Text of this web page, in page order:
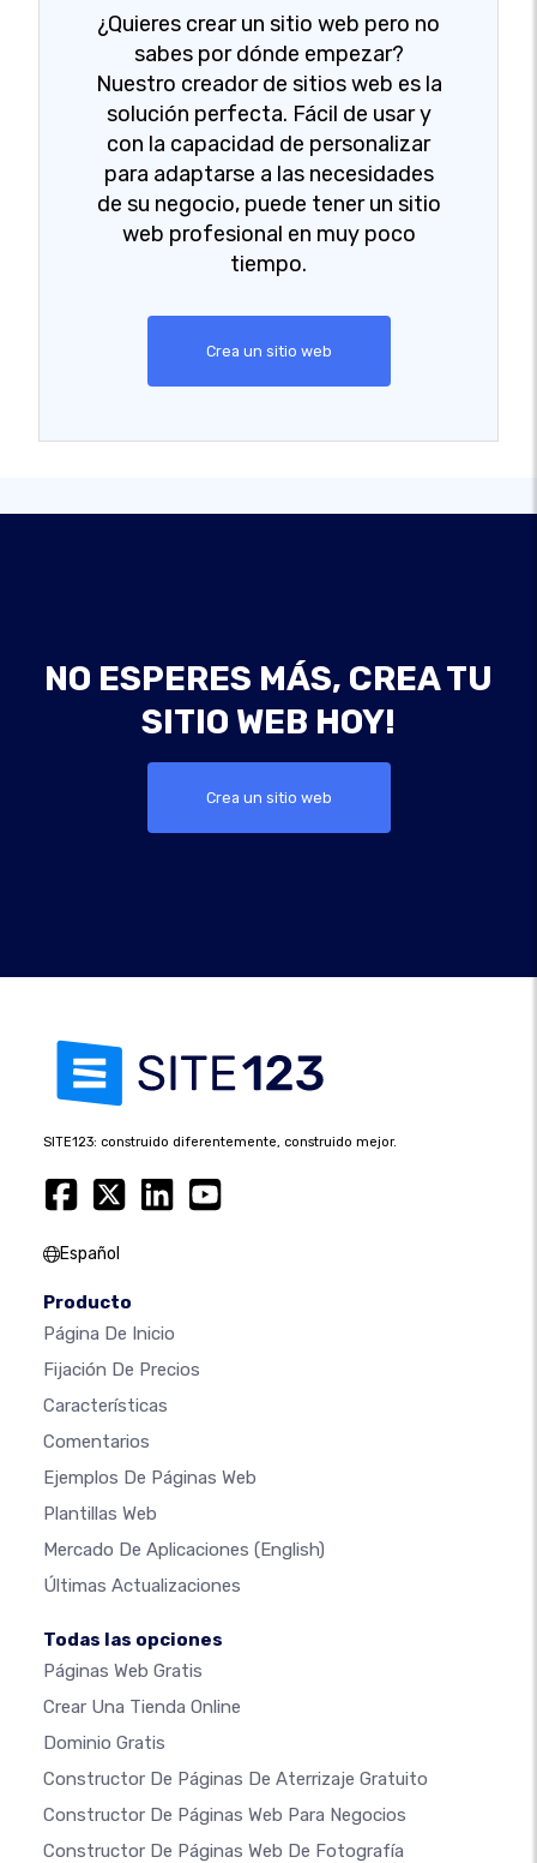
¿Quieres crear un sitio web pero no
sabes por dónde empezar?
Nuestro creador de sitios web es la
solución perfecta. Fácil de usar y
con la capacidad de personalizar
para adaptarse a las necesidades
de su negocio, puede tener un sitio
web profesional en muy poco
tiempo.
Crea un sitio web
NO ESPERES MÁS, CREA TU
SITIO WEB HOY!
Crea un sitio web
SITE123: construido diferentemente, construido mejor.
Español
Producto
Página De Inicio
Fijación De Precios
Características
Comentarios
Ejemplos De Páginas Web
Plantillas Web
Mercado De Aplicaciones (English)
Últimas Actualizaciones
Todas las opciones
Páginas Web Gratis
Crear Una Tienda Online
Dominio Gratis
Constructor De Páginas De Aterrizaje Gratuito
Constructor De Páginas Web Para Negocios
Constructor De Páginas Web De Fotografía